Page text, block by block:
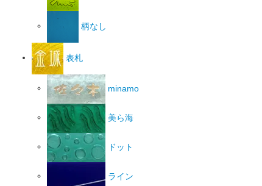
柄なし
表札
minamo
美ら海
ドット
ライン